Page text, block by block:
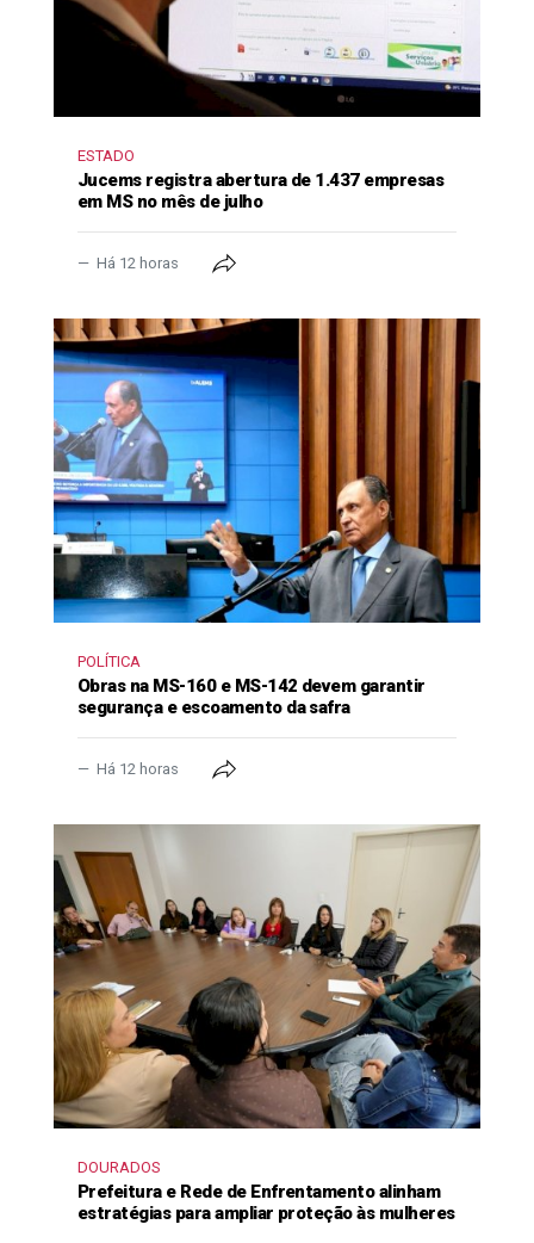
ESTADO
Jucems registra abertura de 1.437 empresas
em MS no mês de julho
Há 12 horas
POLÍTICA
Obras na MS-160 e MS-142 devem garantir
segurança e escoamento da safra
Há 12 horas
DOURADOS
Prefeitura e Rede de Enfrentamento alinham
estratégias para ampliar proteção às mulheres